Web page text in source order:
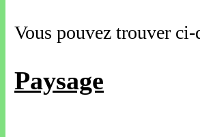
Vous pouvez trouver
Paysage